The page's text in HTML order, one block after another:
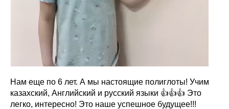
Нам еще по 6 лет. А мы настоящие полиглоты! Учим
казахский, Английский и русский языки 👍👍👍 Это
легко, интересно! Это наше успешное будущее!!!